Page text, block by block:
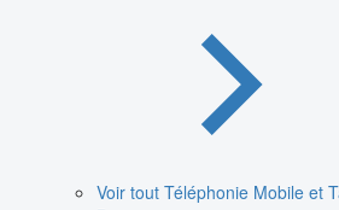
Voir tout Téléphonie Mobile et